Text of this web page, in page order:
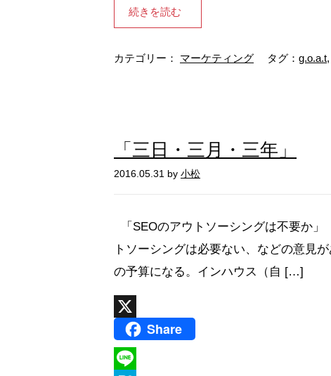
n
e
a
続きを読む
カテゴリー： マーケティング タグ： g.o.a.t,
「三日・三月・三年」
2016.05.31 by 小松
「SEOのアウトソーシングは不要か
トソーシングは必要ない、などの意見
の予算になる。インハウス（自 […]
Share